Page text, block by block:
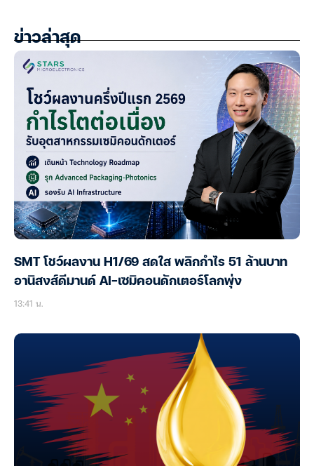
ข่าวล่าสุด
SMT โชว์ผลงาน H1/69 สดใส พลิกกำไร 51 ล้านบาท
อานิสงส์ดีมานด์ AI-เซมิคอนดักเตอร์โลกพุ่ง
13:41 น.